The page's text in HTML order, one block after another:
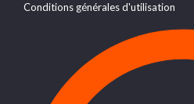
Conditions générales d'utilisation